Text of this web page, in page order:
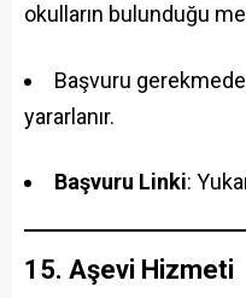
okulların bulunduğu
Başvuru
yararlanır.
Başvuru Linki:
15. Aşevi Hizmeti